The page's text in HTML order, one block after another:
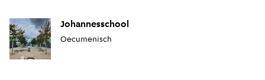
Johannesschool
Oecumenisch